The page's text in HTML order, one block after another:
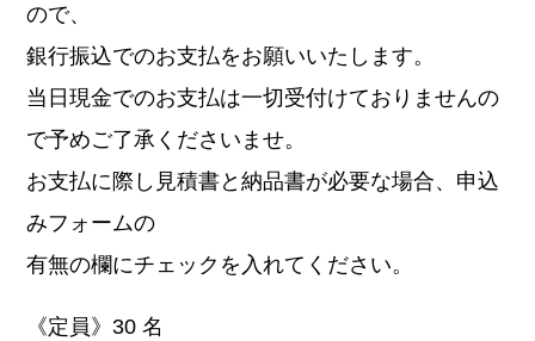
ので、
銀行振込でのお支払をお願いいたします。
当日現金でのお支払は一切受付けておりませんの
で予めご了承くださいませ。
お支払に際し見積書と納品書が必要な場合、申込
みフォームの
有無の欄にチェックを入れてください。
《定員》30 名